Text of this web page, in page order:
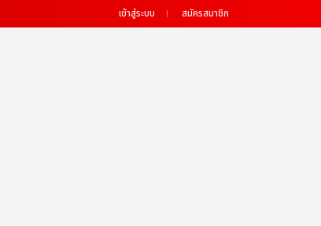
เข้าสู่ระบบ สมัครสมาชิก